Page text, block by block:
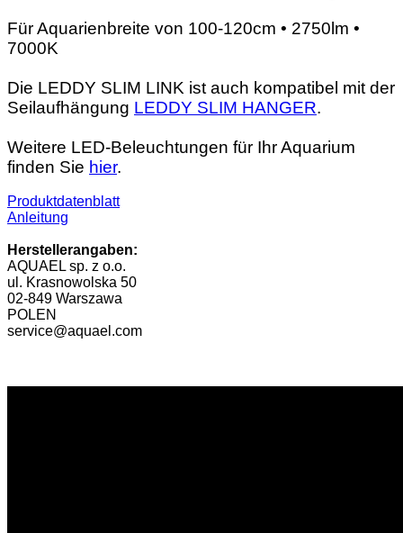
Für Aquarienbreite von 100-120cm • 2750lm •
7000K
Die LEDDY SLIM LINK ist auch kompatibel mit der
Seilaufhängung LEDDY SLIM HANGER.
Weitere LED-Beleuchtungen für Ihr Aquarium
finden Sie hier.
Produktdatenblatt
Anleitung
Herstellerangaben:
AQUAEL sp. z o.o.
ul. Krasnowolska 50
02-849 Warszawa
POLEN
service@aquael.com